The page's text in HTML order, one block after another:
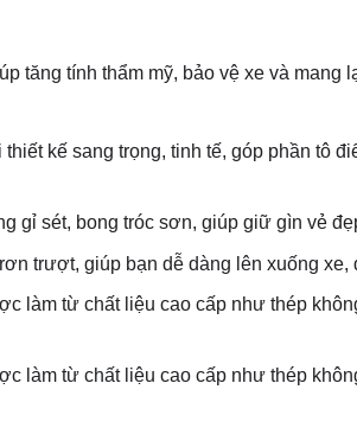
tăng tính thẩm mỹ, bảo vệ xe và
thiết kế sang trọng, tinh tế, góp phần tô
gỉ sét, bong tróc sơn, giúp giữ gìn vẻ
trượt, giúp bạn dễ dàng lên xuống
làm từ chất liệu cao cấp như thép
làm từ chất liệu cao cấp như thép